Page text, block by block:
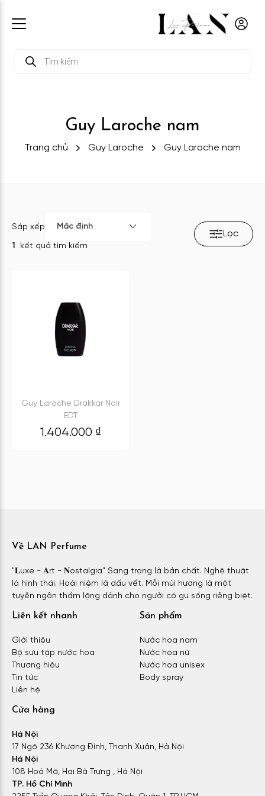
kiếm
Guy Laroche nam
Trang chủ Guy Laroche Guy Laroche nam
Lọc
Sắp xếp Mặc định
1 kết quả tìm kiếm
Guy Laroche Drakkar Noir
EDT
1.404.000 ₫
Về LAN Perfume
"𝐋uxe - 𝐀rt - 𝐍ostalgia" Sang trọng là bản chất. Nghệ thuật
là hình thái. Hoài niệm là dấu vết. Mỗi mùi hương là một
tuyên ngôn thầm lặng dành cho người có gu sống riêng biệt.
Liên kết nhanh
Giới thiệu
Bộ sưu tập nước hoa
Thương hiệu
Tin tức
Liên hệ
Sản phẩm
Nước hoa nam
Nước hoa nữ
Nước hoa unisex
Body spray
Cửa hàng
Hà Nội
17 Ngõ 236 Khương Đình, Thanh Xuân, Hà Nội
Hà Nội
108 Hoà Mã, Hai Bà Trưng , Hà Nội
TP. Hồ Chí Minh